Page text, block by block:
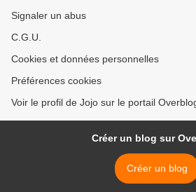
Signaler un abus
C.G.U.
Cookies et données personnelles
Préférences cookies
Voir le profil de Jojo sur le portail
Créer un blog sur
Créer un blog